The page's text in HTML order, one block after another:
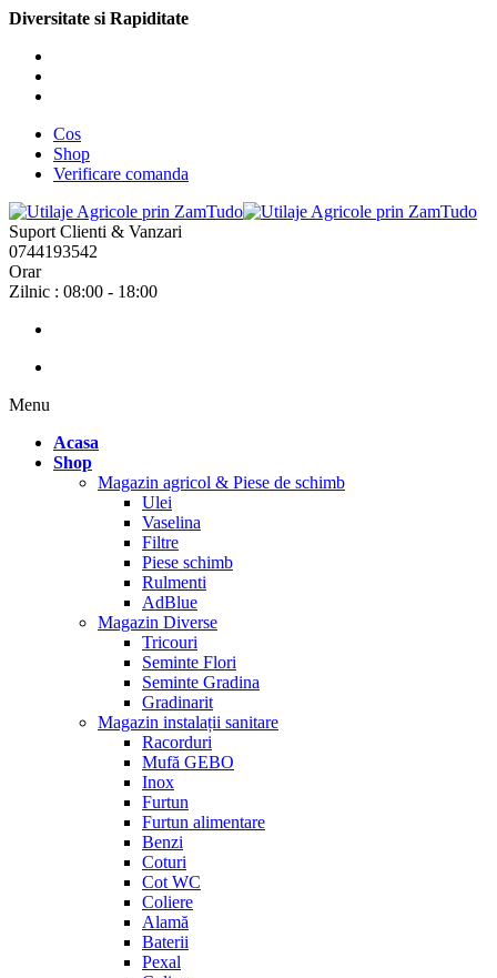
Diversitate si Rapiditate
Cos
Shop
Verificare comanda
Suport Clienti & Vanzari
0744193542
Orar
Zilnic : 08:00 - 18:00
Menu
Acasa
Shop
Magazin agricol & Piese de schimb
Ulei
Vaselina
Filtre
Piese schimb
Rulmenti
AdBlue
Magazin Diverse
Tricouri
Seminte Flori
Seminte Gradina
Gradinarit
Magazin instalații sanitare
Racorduri
Mufă GEBO
Inox
Furtun
Furtun alimentare
Benzi
Coturi
Cot WC
Coliere
Alamă
Baterii
Pexal